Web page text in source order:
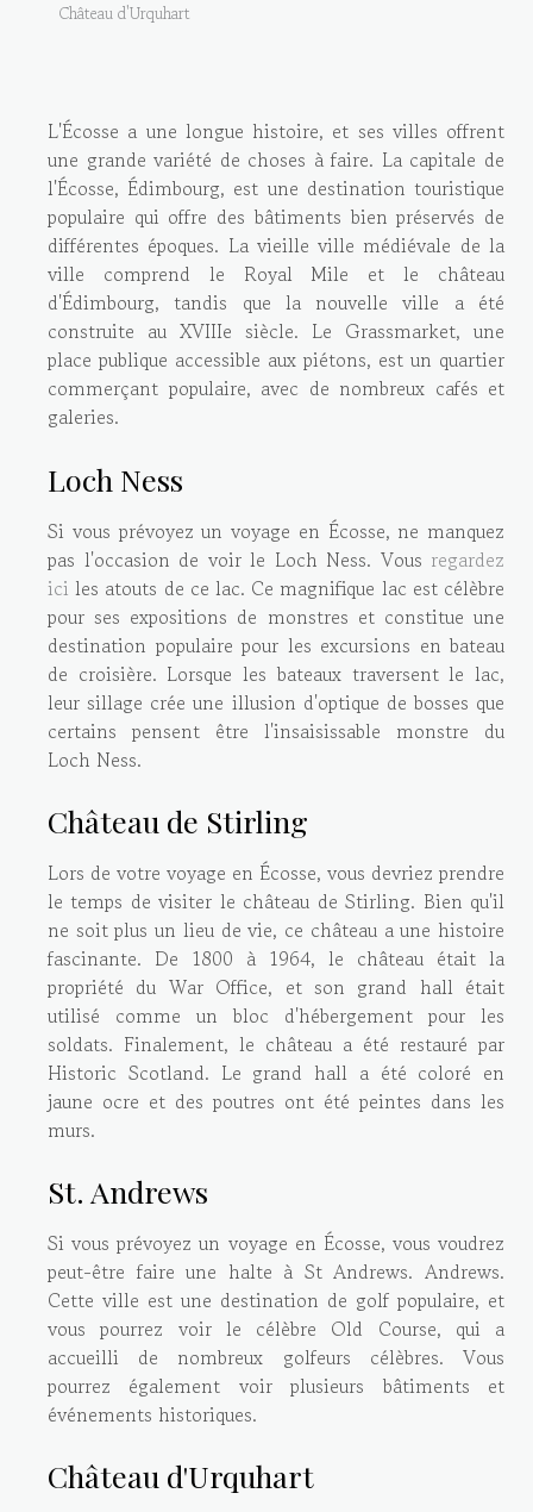
Château d'Urquhart
L'Écosse a une longue histoire, et ses villes offrent
une grande variété de choses à faire. La capitale de
l'Écosse, Édimbourg, est une destination touristique
populaire qui offre des bâtiments bien préservés de
différentes époques. La vieille ville médiévale de la
ville comprend le Royal Mile et le château
d'Édimbourg, tandis que la nouvelle ville a été
construite au XVIIIe siècle. Le Grassmarket, une
place publique accessible aux piétons, est un quartier
commerçant populaire, avec de nombreux cafés et
galeries.
Loch Ness
Si vous prévoyez un voyage en Écosse, ne manquez
pas l'occasion de voir le Loch Ness. Vous regardez
ici les atouts de ce lac. Ce magnifique lac est célèbre
pour ses expositions de monstres et constitue une
destination populaire pour les excursions en bateau
de croisière. Lorsque les bateaux traversent le lac,
leur sillage crée une illusion d'optique de bosses que
certains pensent être l'insaisissable monstre du
Loch Ness.
Château de Stirling
Lors de votre voyage en Écosse, vous devriez prendre
le temps de visiter le château de Stirling. Bien qu'il
ne soit plus un lieu de vie, ce château a une histoire
fascinante. De 1800 à 1964, le château était la
propriété du War Office, et son grand hall était
utilisé comme un bloc d'hébergement pour les
soldats. Finalement, le château a été restauré par
Historic Scotland. Le grand hall a été coloré en
jaune ocre et des poutres ont été peintes dans les
murs.
St. Andrews
Si vous prévoyez un voyage en Écosse, vous voudrez
peut-être faire une halte à St Andrews. Andrews.
Cette ville est une destination de golf populaire, et
vous pourrez voir le célèbre Old Course, qui a
accueilli de nombreux golfeurs célèbres. Vous
pourrez également voir plusieurs bâtiments et
événements historiques.
Château d'Urquhart